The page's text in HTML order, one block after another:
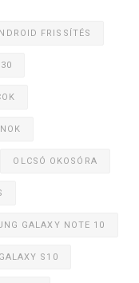
FRISSÍTÉS
OLCSÓ OKOSÓRA
GALAXY NOTE 10
S10